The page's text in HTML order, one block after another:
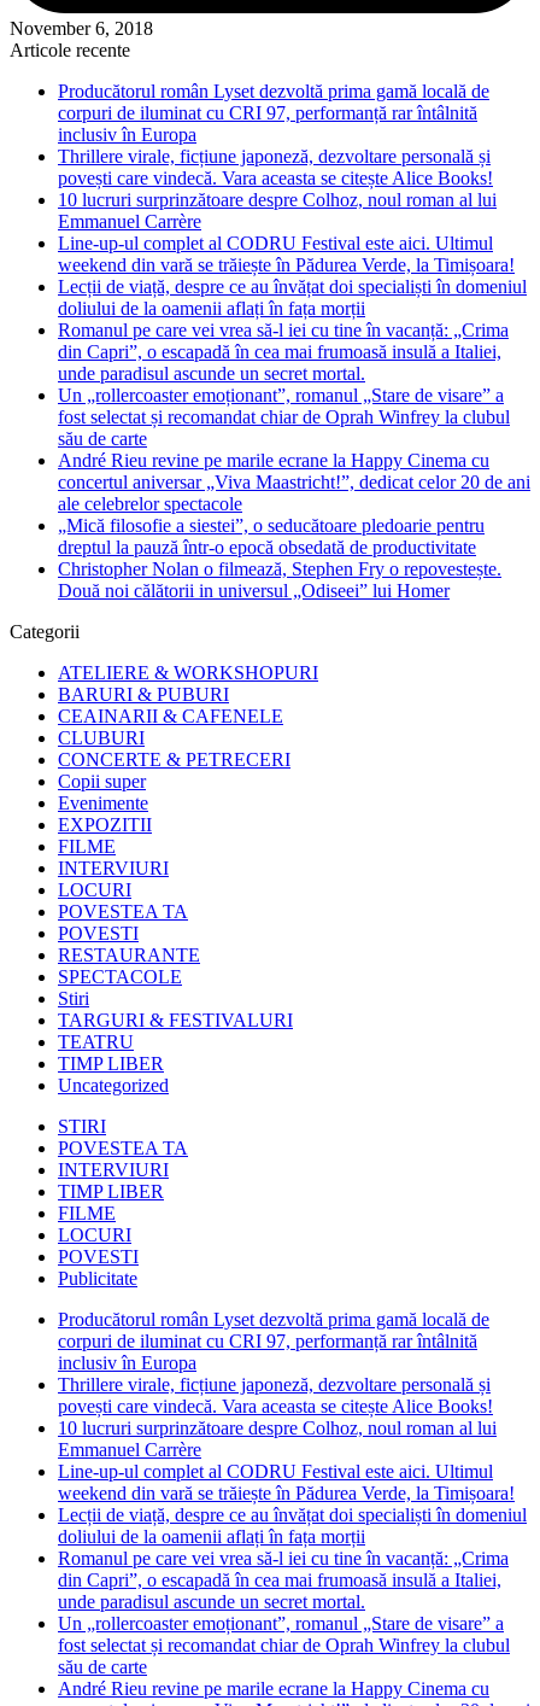
November 6, 2018
Articole recente
Producătorul român Lyset dezvoltă prima gamă locală de
corpuri de iluminat cu CRI 97, performanță rar întâlnită
inclusiv în Europa
Thrillere virale, ficțiune japoneză, dezvoltare personală și
povești care vindecă. Vara aceasta se citește Alice Books!
10 lucruri surprinzătoare despre Colhoz, noul roman al lui
Emmanuel Carrère
Line-up-ul complet al CODRU Festival este aici. Ultimul
weekend din vară se trăiește în Pădurea Verde, la Timișoara!
Lecții de viață, despre ce au învățat doi specialiști în domeniul
doliului de la oamenii aflați în fața morții
Romanul pe care vei vrea să-l iei cu tine în vacanță: „Crima
din Capri”, o escapadă în cea mai frumoasă insulă a Italiei,
unde paradisul ascunde un secret mortal.
Un „rollercoaster emoționant”, romanul „Stare de visare” a
fost selectat și recomandat chiar de Oprah Winfrey la clubul
său de carte
André Rieu revine pe marile ecrane la Happy Cinema cu
concertul aniversar „Viva Maastricht!”, dedicat celor 20 de ani
ale celebrelor spectacole
„Mică filosofie a siestei”, o seducătoare pledoarie pentru
dreptul la pauză într-o epocă obsedată de productivitate
Christopher Nolan o filmează, Stephen Fry o repovestește.
Două noi călătorii in universul „Odiseei” lui Homer
Categorii
ATELIERE & WORKSHOPURI
BARURI & PUBURI
CEAINARII & CAFENELE
CLUBURI
CONCERTE & PETRECERI
Copii super
Evenimente
EXPOZITII
FILME
INTERVIURI
LOCURI
POVESTEA TA
POVESTI
RESTAURANTE
SPECTACOLE
Stiri
TARGURI & FESTIVALURI
TEATRU
TIMP LIBER
Uncategorized
STIRI
POVESTEA TA
INTERVIURI
TIMP LIBER
FILME
LOCURI
POVESTI
Publicitate
Producătorul român Lyset dezvoltă prima gamă locală de
corpuri de iluminat cu CRI 97, performanță rar întâlnită
inclusiv în Europa
Thrillere virale, ficțiune japoneză, dezvoltare personală și
povești care vindecă. Vara aceasta se citește Alice Books!
10 lucruri surprinzătoare despre Colhoz, noul roman al lui
Emmanuel Carrère
Line-up-ul complet al CODRU Festival este aici. Ultimul
weekend din vară se trăiește în Pădurea Verde, la Timișoara!
Lecții de viață, despre ce au învățat doi specialiști în domeniul
doliului de la oamenii aflați în fața morții
Romanul pe care vei vrea să-l iei cu tine în vacanță: „Crima
din Capri”, o escapadă în cea mai frumoasă insulă a Italiei,
unde paradisul ascunde un secret mortal.
Un „rollercoaster emoționant”, romanul „Stare de visare” a
fost selectat și recomandat chiar de Oprah Winfrey la clubul
său de carte
André Rieu revine pe marile ecrane la Happy Cinema cu